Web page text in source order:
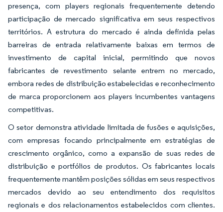
presença, com players regionais frequentemente detendo
participação de mercado significativa em seus respectivos
territórios. A estrutura do mercado é ainda definida pelas
barreiras de entrada relativamente baixas em termos de
investimento de capital inicial, permitindo que novos
fabricantes de revestimento selante entrem no mercado,
embora redes de distribuição estabelecidas e reconhecimento
de marca proporcionem aos players incumbentes vantagens
competitivas.
O setor demonstra atividade limitada de fusões e aquisições,
com empresas focando principalmente em estratégias de
crescimento orgânico, como a expansão de suas redes de
distribuição e portfólios de produtos. Os fabricantes locais
frequentemente mantêm posições sólidas em seus respectivos
mercados devido ao seu entendimento dos requisitos
regionais e dos relacionamentos estabelecidos com clientes.